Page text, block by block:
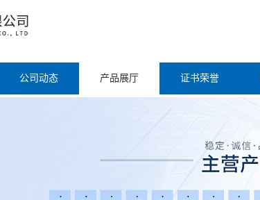
公司动态 产品展厅 证书荣誉